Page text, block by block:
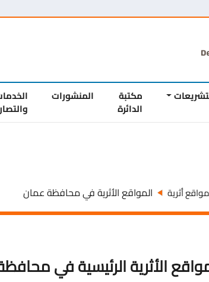
مكتبة المنشورات الخدمات
والتصاريح
المواقع الأثرية في محافظة عمان
الأثرية الرئيسية في محافظة